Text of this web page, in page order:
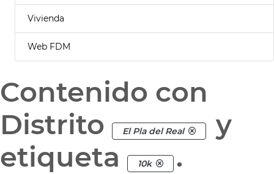
Vivienda
Web FDM
Contenido con
Distrito
El Pla del Real
y
etiqueta
10k .